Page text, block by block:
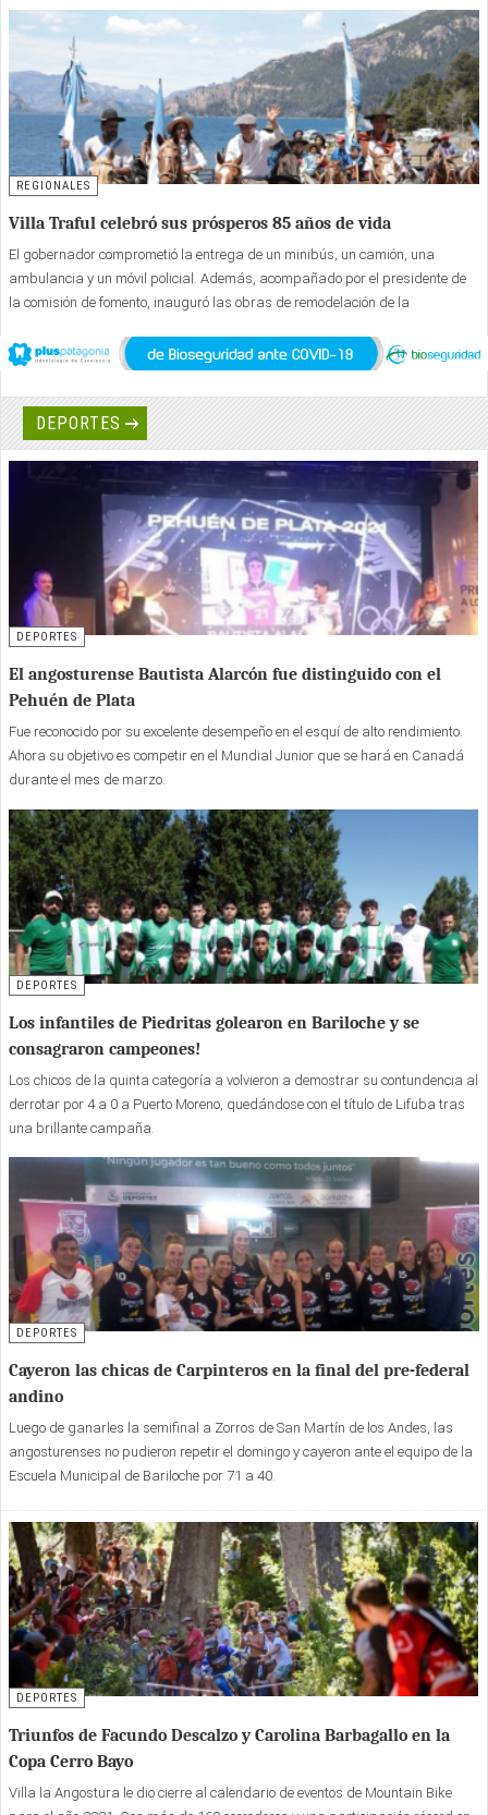
REGIONALES
Villa Traful celebró sus prósperos 85 años de vida
El gobernador comprometió la entrega de un minibús, un camión, una
ambulancia y un móvil policial. Además, acompañado por el presidente de
la comisión de fomento, inauguró las obras de remodelación de la
DEPORTES
DEPORTES
El angosturense Bautista Alarcón fue distinguido con el
Pehuén de Plata
Fue reconocido por su excelente desempeño en el esquí de alto rendimiento.
Ahora su objetivo es competir en el Mundial Junior que se hará en Canadá
durante el mes de marzo.
DEPORTES
Los infantiles de Piedritas golearon en Bariloche y se
consagraron campeones!
Los chicos de la quinta categoría a volvieron a demostrar su contundencia al
derrotar por 4 a 0 a Puerto Moreno, quedándose con el título de Lifuba tras
una brillante campaña.
DEPORTES
Cayeron las chicas de Carpinteros en la final del pre-federal
andino
Luego de ganarles la semifinal a Zorros de San Martín de los Andes, las
angosturenses no pudieron repetir el domingo y cayeron ante el equipo de la
Escuela Municipal de Bariloche por 71 a 40.
DEPORTES
Triunfos de Facundo Descalzo y Carolina Barbagallo en la
Copa Cerro Bayo
Villa la Angostura le dio cierre al calendario de eventos de Mountain Bike